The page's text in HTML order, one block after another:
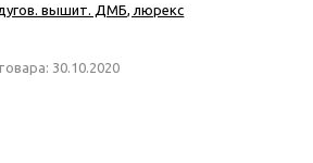
вышит. ДМБ, люрекс
30.10.2020